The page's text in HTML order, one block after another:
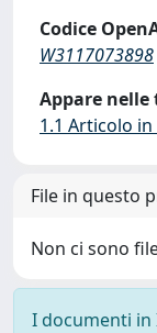
Codice
W3117073898
Appare nelle
1.1 Articolo
File in questo
Non ci sono
I documenti in